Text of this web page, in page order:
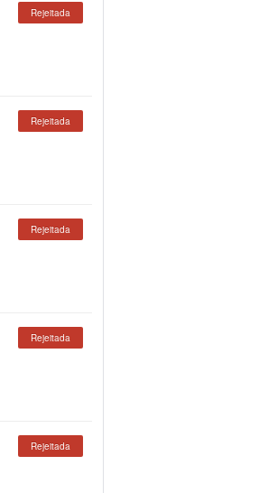
Rejeitada
Rejeitada
Rejeitada
Rejeitada
Rejeitada